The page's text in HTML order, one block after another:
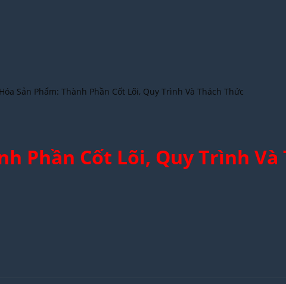
Sản Phẩm: Thành Phần Cốt Lõi, Quy Trình Và Thách Thức
Phần Cốt Lõi, Quy Trình